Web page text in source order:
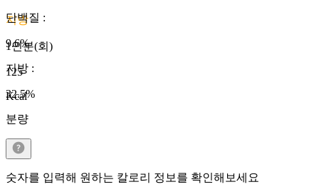
지방
1인분(회)
125
Kcal
단백질 :
9.6%
지방 :
32.5%
분량
숫자를 입력해 원하는 칼로리 정보를 확인해보세요